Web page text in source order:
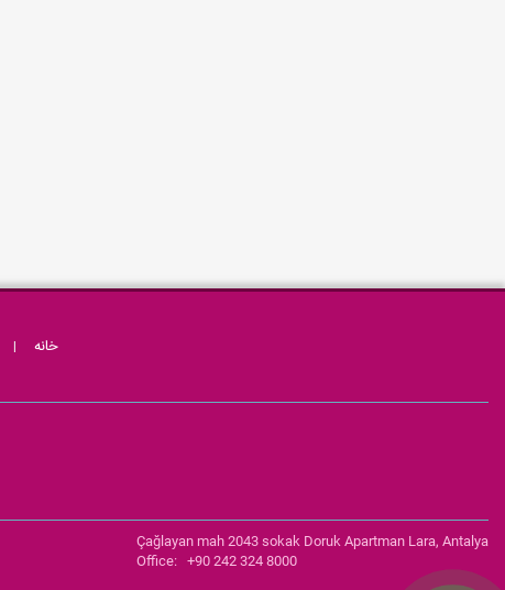
خانه |
Çağlayan mah 2043 sokak Doruk Apartman Lara, Antalya
Office: +90 242 324 8000